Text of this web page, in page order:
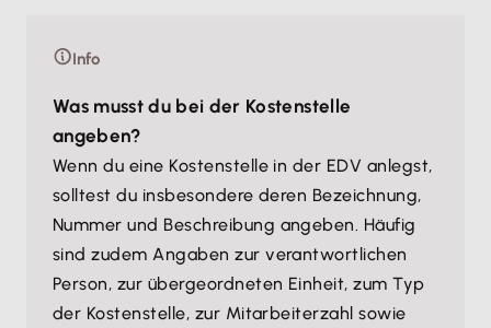
Info
Was musst du bei der Kostenstelle
angeben?
Wenn du eine Kostenstelle in der EDV anlegst,
solltest du insbesondere deren Bezeichnung,
Nummer und Beschreibung angeben. Häufig
sind zudem Angaben zur verantwortlichen
Person, zur übergeordneten Einheit, zum Typ
der Kostenstelle, zur Mitarbeiterzahl sowie